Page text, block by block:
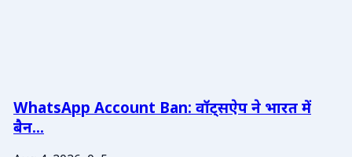
WhatsApp Account Ban: वॉट्सऐप ने भारत में
बैन...